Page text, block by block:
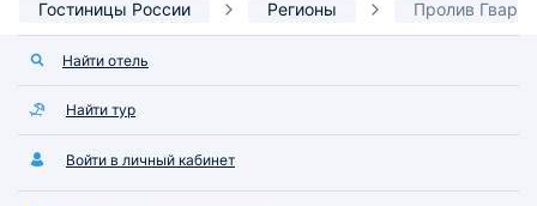
Гостиницы России Регионы Пролив
Найти отель
Найти тур
Войти в личный кабинет